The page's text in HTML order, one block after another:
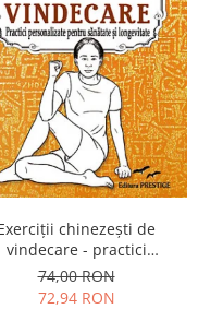
chinezeşti de
vindecare - practici
pentru sănătate
şi longevitate
74,00 RON
72,94 RON